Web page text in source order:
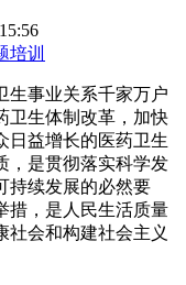
培训
生事业关系千家万户
卫生体制改革，加快
日益增长的医药卫生
，是贯彻落实科学发
持续发展的必然要
措，是人民生活质量
社会和构建社会主义